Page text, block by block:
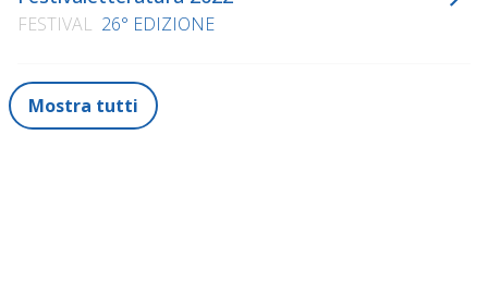
FESTIVAL 26° EDIZIONE
Mostra tutti